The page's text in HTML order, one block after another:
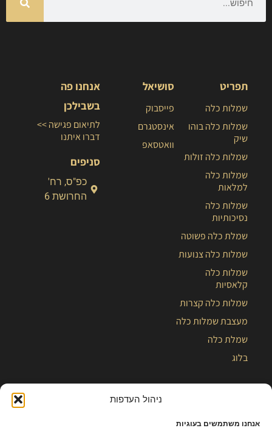
ניהול העדפות
אנחנו משתמשים בעוגיות
תפריט
שמלות כלה
שמלות כלה בוהו
שיק
שמלות כלה זולות
שמלות כלה
למלאות
שמלות כלה
נסיכותיות
שמלת כלה פשוטה
שמלות כלה צנועות
שמלות כלה
קלאסיות
שמלות כלה קצרות
מעצבת שמלות כלה
שמלת כלה
בלוג
סושיאל
פייסבוק
אינסטגרם
וואטסאפ
אנחנו פה
בשבילכן
לתיאום פגישה >>
דברו איתנו
סניפים
כפ"ס, רח'
החרושת 6